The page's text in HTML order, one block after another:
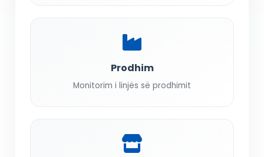
Prodhim
Monitorim i linjës së prodhimit